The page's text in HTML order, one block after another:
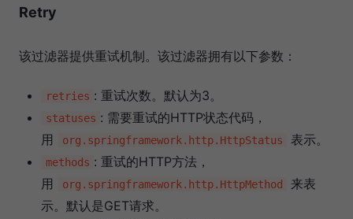
Retry
该过滤器提供重试机制。该过滤器拥有以下参数：
retries : 重试次数。默认为3。
statuses : 需要重试的HTTP状态代码，
用
org.springframework.http.HttpStatus 表示。
methods : 重试的HTTP方法，
用
org.springframework.http.HttpMethod
来表
示。默认是GET请求。